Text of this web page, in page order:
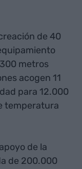
de 40
metros
acogen 11
para 12.000
temperatura
de la
de 200.000